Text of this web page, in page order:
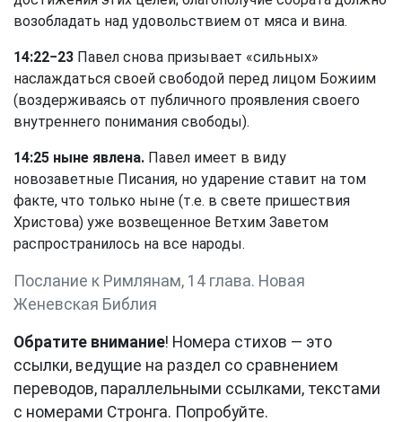
возобладать над удовольствием от мяса и вина.
14:22−23 Павел снова призывает «сильных»
наслаждаться своей свободой перед лицом Божиим
(воздерживаясь от публичного проявления своего
внутреннего понимания свободы).
14:25 ныне явлена. Павел имеет в виду
новозаветные Писания, но ударение ставит на том
факте, что только ныне (т.е. в свете пришествия
Христова) уже возвещенное Ветхим Заветом
распространилось на все народы.
Послание к Римлянам, 14 глава. Новая
Женевская Библия
Обратите внимание! Номера стихов — это
ссылки, ведущие на раздел со сравнением
переводов, параллельными ссылками, текстами
с номерами Стронга. Попробуйте.